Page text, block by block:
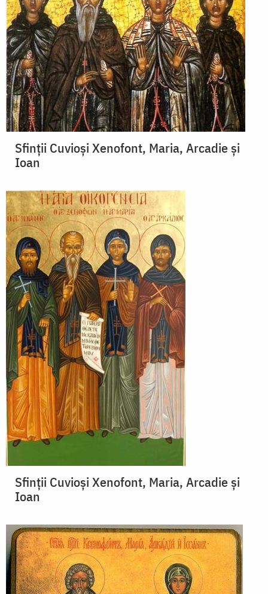
Sfinții Cuvioși Xenofont, Maria, Arcadie și
Ioan
Sfinții Cuvioși Xenofont, Maria, Arcadie și
Ioan